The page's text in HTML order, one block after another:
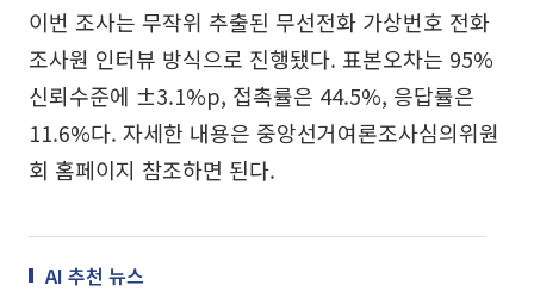
이번 조사는 무작위 추출된 무선전화 가상번호 전화
조사원 인터뷰 방식으로 진행됐다. 표본오차는 95%
신뢰수준에 ±3.1%p, 접촉률은 44.5%, 응답률은
11.6%다. 자세한 내용은 중앙선거여론조사심의위원
회 홈페이지 참조하면 된다.
AI 추천 뉴스